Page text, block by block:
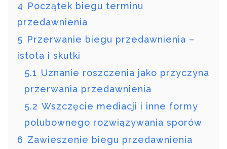
4 Początek biegu terminu
przedawnienia
5 Przerwanie biegu przedawnienia –
istota i skutki
5.1 Uznanie roszczenia jako przyczyna
przerwania przedawnienia
5.2 Wszczęcie mediacji i inne formy
polubownego rozwiązywania sporów
6 Zawieszenie biegu przedawnienia